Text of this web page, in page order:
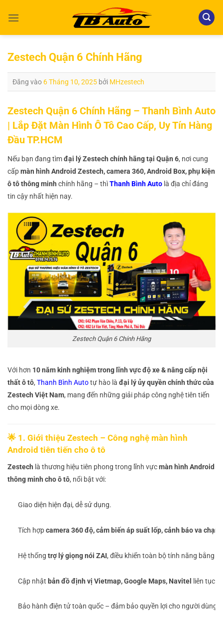
qua
Zestech Quận 6 Chính Hãng
Đăng vào 6 Tháng 10, 2025 bởi MHzestech
Zestech Quận 6 Chính Hãng – Thanh Bình Auto
| Lắp Đặt Màn Hình Ô Tô Cao Cấp, Uy Tín Hàng
Đầu TP.HCM
Nếu bạn đang tìmđại lý Zestech chính hãng tại Quận 6, nơi cung
cấpmàn hình Android Zestech, camera 360, Android Box, phụ kiện
ô tô thông minh chính hãng – thìThanh Bình Auto là địa chỉ đáng
tin cậy nhất hiện nay.
Zestech Quận 6 Chính Hãng
Với hơn 10 năm kinh nghiệm trong lĩnh vực độ xe & nâng cấp nội
thất ô tô, Thanh Bình Autotự hào là đại lý ủy quyền chính thức của
Zestech Việt Nam, mang đến những giải pháp công nghệ tiên tiến
cho mọi dòng xe.
🌟 1. Giới thiệu Zestech – Công nghệ màn hình
Android tiên tiến cho ô tô
Zestech là thương hiệu tiên phong trong lĩnh vựcmàn hình Android
thông minh cho ô tô, nổi bật với:
Giao diện hiện đại, dễ sử dụng.
Tích hợpcamera 360 độ, cảm biến áp suất lốp, cảnh báo va chạm
Hệ thống trợ lý giọng nói ZAI, điều khiển toàn bộ tính năng bằng
Cập nhật bản đồ định vị Vietmap, Google Maps, Navitel liên tục.
Bảo hành điện tử toàn quốc – đảm bảo quyền lợi cho người dùng.